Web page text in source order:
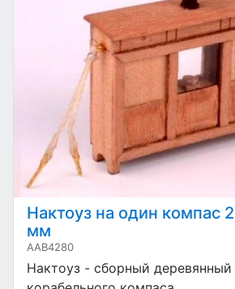
Нактоуз на один компас
мм
AAB4280
Нактоуз - сборный